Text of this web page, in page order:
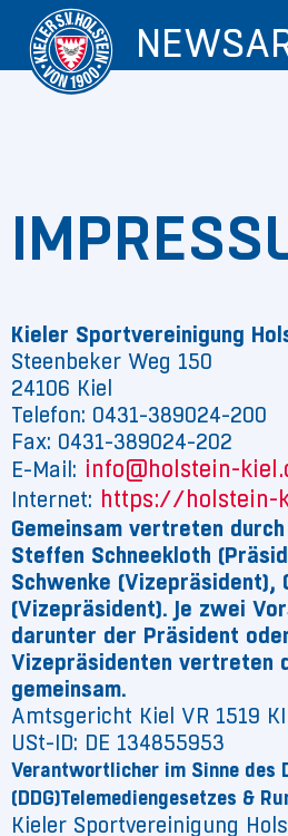
Kieler Sportvereinigung
Steenbeker Weg 150
24106 Kiel
Telefon: 0431-389024-200
Fax: 0431-389024-202
E-Mail: info@holstein-
Internet: https://holstein-
Gemeinsam vertreten
Steffen Schneekloth
Schwenke (Vizepräsident),
(Vizepräsident). Je zwei
darunter der Präsident
Vizepräsidenten vertreten
gemeinsam.
Amtsgericht Kiel VR 1519 KI
USt-ID: DE 134855953
Verantwortlicher im Sinne des
(DDG)Telemediengesetzes &
Kieler Sportvereinigung